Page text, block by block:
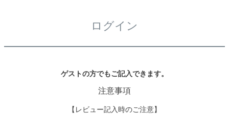
ログイン
ゲストの方でもご記入できます。
注意事項
【レビュー記入時のご注意】